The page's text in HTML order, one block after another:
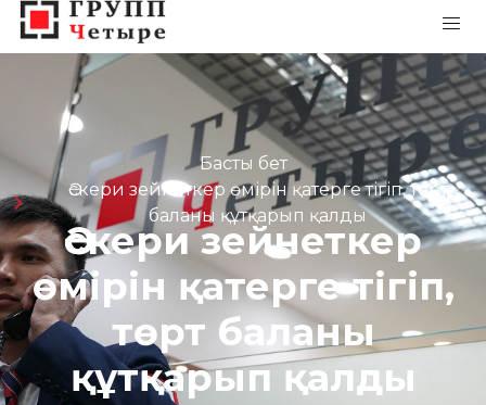
Басты бет
Әскери зейнеткер өмірін қатерге тігіп, төрт
баланы құтқарып қалды
Әскери зейнеткер
өмірін қатерге тігіп,
төрт баланы
құтқарып қалды